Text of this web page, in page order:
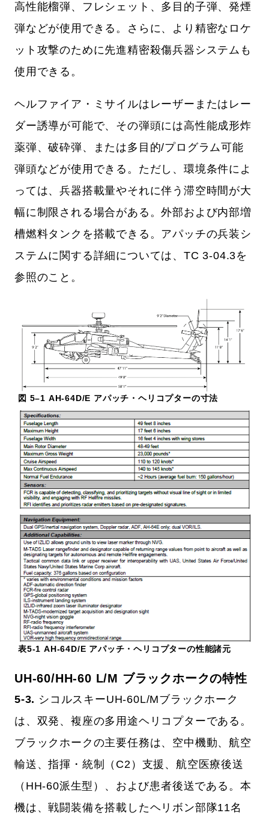
高性能榴弾、フレシェット、多目的子弾、発煙
弾などが使用できる。さらに、より精密なロケ
ット攻撃のために先進精密殺傷兵器システムも
使用できる。
ヘルファイア・ミサイルはレーザーまたはレー
ダー誘導が可能で、その弾頭には高性能成形炸
薬弾、破砕弾、または多目的/プログラム可能
弾頭などが使用できる。ただし、環境条件によ
っては、兵器搭載量やそれに伴う滞空時間が大
幅に制限される場合がある。外部および内部増
槽燃料タンクを搭載できる。アパッチの兵装シ
ステムに関する詳細については、TC 3-04.3を
参照のこと。
図 5–1 AH-64D/E アパッチ・ヘリコプターの寸法
表5-1 AH-64D/E アパッチ・ヘリコプターの性能諸元
UH-60/HH-60 L/M ブラックホークの特性
5-3. シコルスキーUH-60L/Mブラックホーク
は、双発、複座の多用途ヘリコプターである。
ブラックホークの主要任務は、空中機動、航空
輸送、指揮・統制（C2）支援、航空医療後送
（HH-60派生型）、および患者後送である。本
機は、戦闘装備を搭載したヘリボン部隊11名